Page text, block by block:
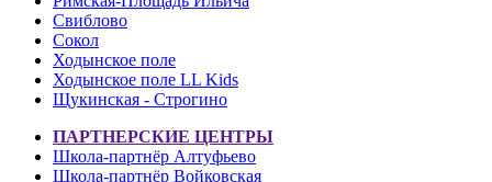
Свиблово
Сокол
Ходынское поле
Ходынское поле LL Kids
Щукинская - Строгино
ПАРТНЕРСКИЕ ЦЕНТРЫ
Школа-партнёр Алтуфьево
Школа-партнёр Войковская